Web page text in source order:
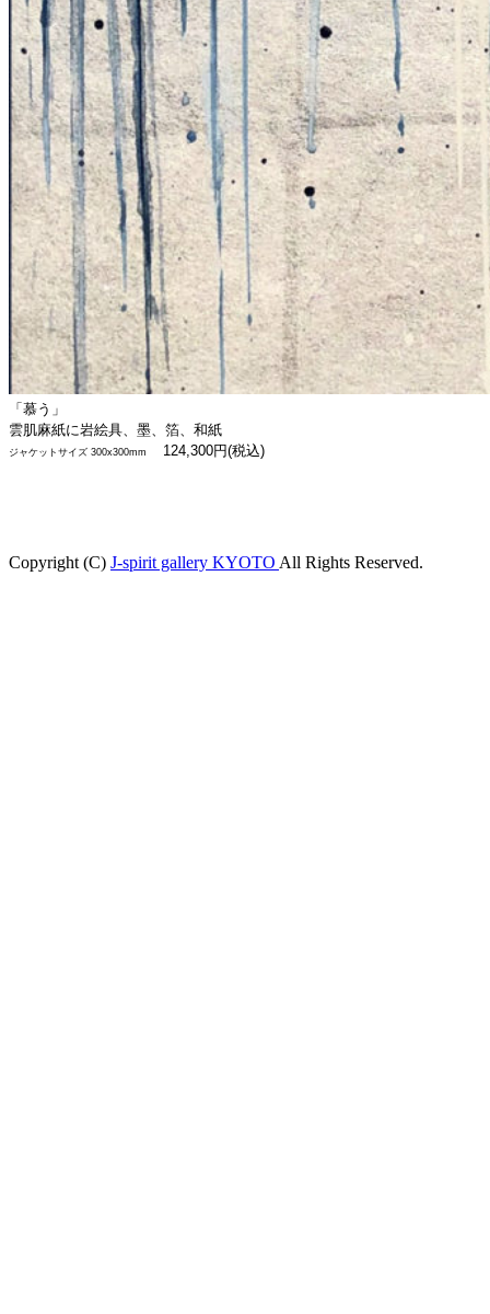
「慕う」
雲肌麻紙に岩絵具、墨、箔、和紙
ジャケットサイズ 300x300mm 124,300円(税込)
Copyright (C) J-spirit gallery KYOTO All Rights Reserved.